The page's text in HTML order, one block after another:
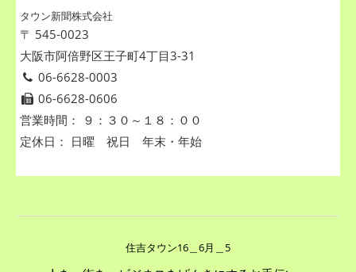
タウン新聞株式会社
〒 545-0023
大阪市阿倍野区王子町4丁目3-31
06-6628-0003
06-6628-0606
営業時間： ９：３０～１８：００
定休日： 日曜 祝日 年末・年始
住吉タウン16＿6月＿5